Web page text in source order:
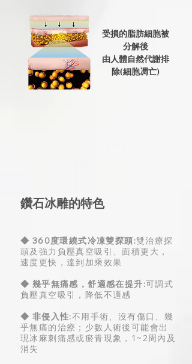
受損的脂肪細胞被
分解後
由人體自然代謝排
除(細胞凋亡)
鑽石冰雕的特色
◆ 360度環繞式冷凍雙探頭:雙治療探
頭及強力負壓真空吸引、面積更大，
速度更快，達到加乘效果
◆ 幾乎無痛感，舒適感在提升:可調式
負壓真空吸引，降低不適感
◆ 非侵入性:不用手術、沒有傷口、幾
乎無痛的治療；少數人術後可能會出
現冰麻刺痛感或瘀青現象，1~2周內及
消失